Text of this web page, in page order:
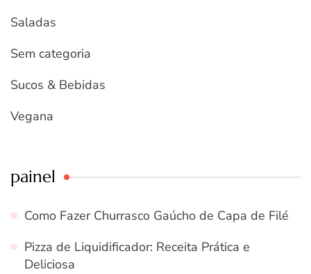
Saladas
Sem categoria
Sucos & Bebidas
Vegana
painel
Como Fazer Churrasco Gaúcho de Capa de Filé
Pizza de Liquidificador: Receita Prática e
Deliciosa